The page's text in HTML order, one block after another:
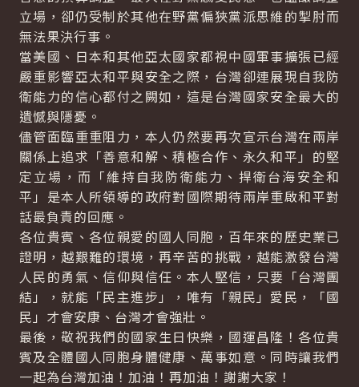
立場，卻仍受制於其他在野黨偏狹黨派思維的掣肘而
無法果決行事。
當美國、日本和其他亞太國家都視中國軍事擴張已經
嚴重影響亞太和平與安全之際，台灣卻連展現自我防
衛能力的信心都付之闕如，這是台灣國家安全最大的
遺憾與隱憂。
儘管面臨重重阻力，本人仍然要再次宣示台灣在兩岸
關係上追求「善意和解、積極合作、永久和平」的堅
定立場，而「維持自我防衛能力、捍衛台海安全和
平」是本人所領導的政府對國際期待兩岸重啟和平對
話最負責的回應。
各位貴賓、各位親愛的國人同胞，百年來的歷史業已
證明，越艱難的環境，再辛苦的挑戰，越能激發台灣
人民的勇氣、信仰與信任。本人堅信，只要「台灣團
結」，就能「民主進步」，唯有「親民」愛民，「國
民」才會安康、台灣才會強壯。
最後，敬祝我們的國家生日快樂，國運昌隆！各位貴
賓及全體國人同胞身體健康、萬事如意。同時讓我們
一起為台灣加油！加油！再加油！謝謝大家！